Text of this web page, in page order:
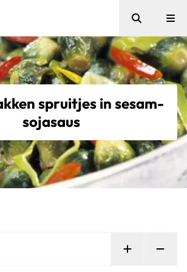
Zoeken
spruitjes in sesam-
sojasaus
Persoon